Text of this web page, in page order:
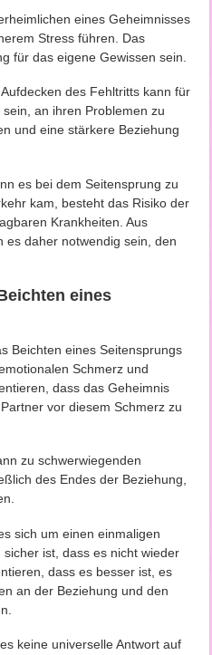
eines Geheimnisses
Stress führen. Das
für das eigene Gewissen sein.
Aufdecken des Fehltritts kann für
an ihren Problemen zu
und eine stärkere Beziehung
es bei dem Seitensprung zu
kam, besteht das Risiko der
Krankheiten. Aus
es daher notwendig sein, den
eines
Beichten eines Seitensprungs
Schmerz und
dass das Geheimnis
vor diesem Schmerz zu
zu schwerwiegenden
des Endes der Beziehung,
sich um einen einmaligen
ist, dass es nicht wieder
dass es besser ist, es
an der Beziehung und den
keine universelle Antwort auf